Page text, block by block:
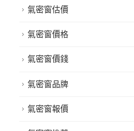
氣密窗估價
氣密窗價格
氣密窗價錢
氣密窗品牌
氣密窗報價